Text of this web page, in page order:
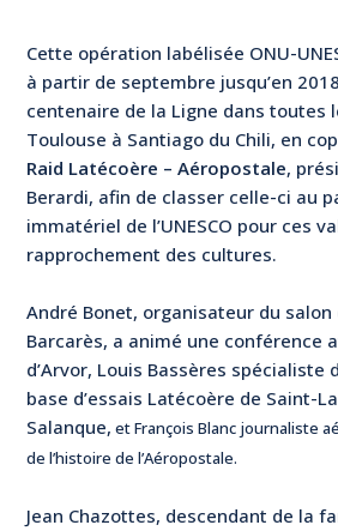
Cette opération labélisée ONU-
à partir de septembre jusqu’en
centenaire de la Ligne dans toutes
Toulouse à Santiago du Chili, en
Raid Latécoère – Aéropostale,
Berardi, afin de classer celle-ci au
immatériel de l’UNESCO pour ces
rapprochement des cultures.
André Bonet, organisateur du salon
Barcarès, a animé une conférence
d’Arvor, Louis Bassères spécialiste
base d’essais Latécoère de Saint-
Salanque, et François Blanc journaliste
de l’histoire de l’Aéropostale.
Jean Chazottes, descendant de la